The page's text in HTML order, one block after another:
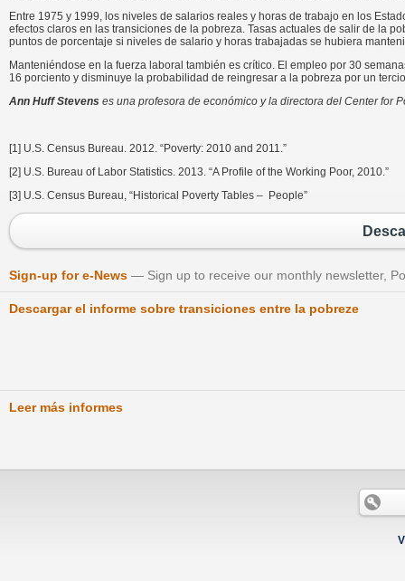
Entre 1975 y 1999, los niveles de salarios reales y horas de trabajo en los
efectos claros en las transiciones de la pobreza. Tasas actuales de salir de la
puntos de porcentaje si niveles de salario y horas trabajadas se hubiera
Manteniéndose en la fuerza laboral también es crítico. El empleo por 30
16 porciento y disminuye la probabilidad de reingresar a la pobreza por un
Ann Huff Stevens es una profesora de económico y la directora del Center for
[1] U.S. Census Bureau. 2012. “Poverty: 2010 and 2011.”
[2] U.S. Bureau of Labor Statistics. 2013. “A Profile of the Working Poor, 2010.”
[3] U.S. Census Bureau, “Historical Poverty Tables – People”
Sign-up for e-News Sign up to receive our monthly newsletter,
Descargar el informe sobre transiciones entre la pobreze
Leer más informes